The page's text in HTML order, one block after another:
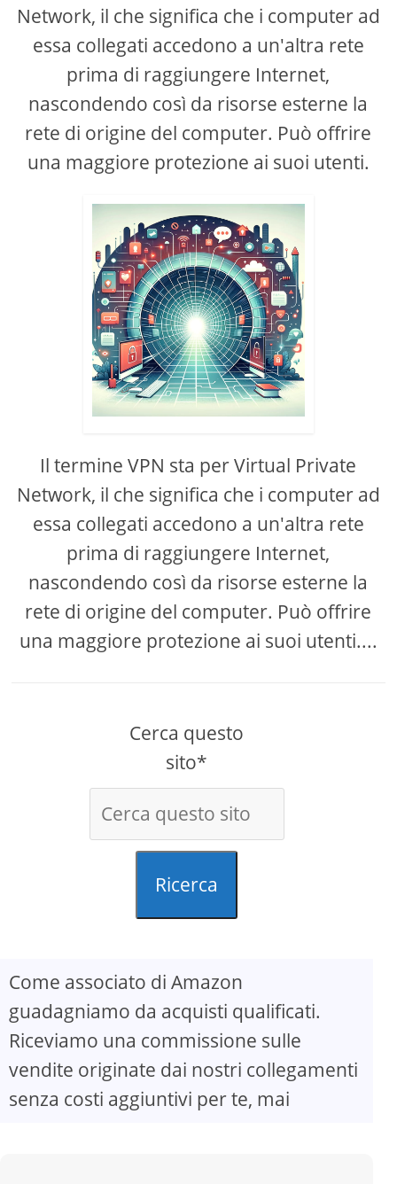
Network, il che significa che i computer ad
essa collegati accedono a un'altra rete
prima di raggiungere Internet,
nascondendo così da risorse esterne la
rete di origine del computer. Può offrire
una maggiore protezione ai suoi utenti.
Il termine VPN sta per Virtual Private
Network, il che significa che i computer ad
essa collegati accedono a un'altra rete
prima di raggiungere Internet,
nascondendo così da risorse esterne la
rete di origine del computer. Può offrire
una maggiore protezione ai suoi utenti....
Cerca questo
sito*
Ricerca
Come associato di Amazon
guadagniamo da acquisti qualificati.
Riceviamo una commissione sulle
vendite originate dai nostri collegamenti
senza costi aggiuntivi per te, mai